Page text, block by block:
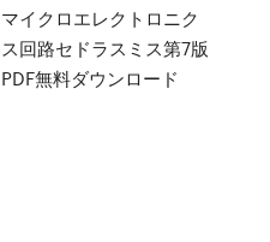
マイクロエレクトロニク
ス回路セドラスミス第7版
PDF無料ダウンロード